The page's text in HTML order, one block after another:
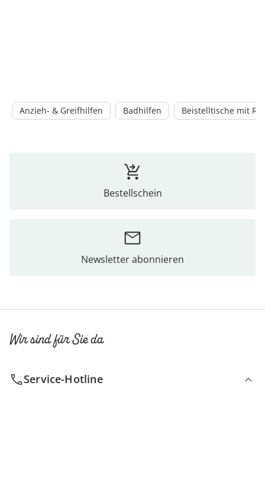
Anzieh- & Greifhilfen Badhilfen Beistelltische mit
Bestellschein
Newsletter abonnieren
Wir sind für Sie da
Service-Hotline